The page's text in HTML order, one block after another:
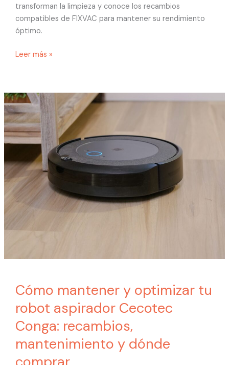
transforman la limpieza y conoce los recambios
compatibles de FIXVAC para mantener su rendimiento
óptimo.
Leer más »
Cómo mantener y optimizar tu
robot aspirador Cecotec
Conga: recambios,
mantenimiento y dónde
Cómo
mantener
y
optimizar
robot
aspirador
Cecotec
Conga:
recambios,
comprar